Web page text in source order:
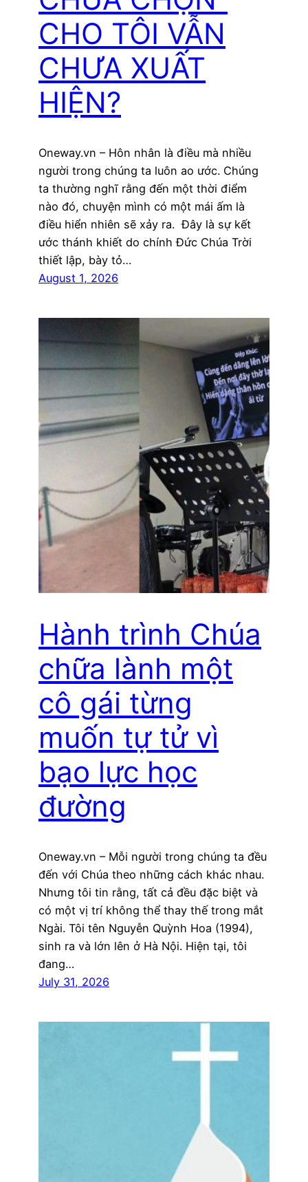
CHO TÔI VẪN
CHƯA XUẤT
HIỆN?
Oneway.vn – Hôn nhân là điều mà nhiều
người trong chúng ta luôn ao ước. Chúng
ta thường nghĩ rằng đến một thời điểm
nào đó, chuyện mình có một mái ấm là
điều hiển nhiên sẽ xảy ra. Đây là sự kết
ước thánh khiết do chính Đức Chúa Trời
thiết lập, bày tỏ…
August 1, 2026
Hành trình Chúa
chữa lành một
cô gái từng
muốn tự tử vì
bạo lực học
đường
Oneway.vn – Mỗi người trong chúng ta đều
đến với Chúa theo những cách khác nhau.
Nhưng tôi tin rằng, tất cả đều đặc biệt và
có một vị trí không thể thay thế trong mắt
Ngài. Tôi tên Nguyễn Quỳnh Hoa (1994),
sinh ra và lớn lên ở Hà Nội. Hiện tại, tôi
đang…
July 31, 2026